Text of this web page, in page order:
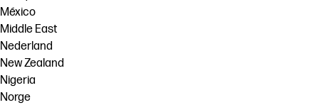
México
Middle East
Nederland
New Zealand
Nigeria
Norge